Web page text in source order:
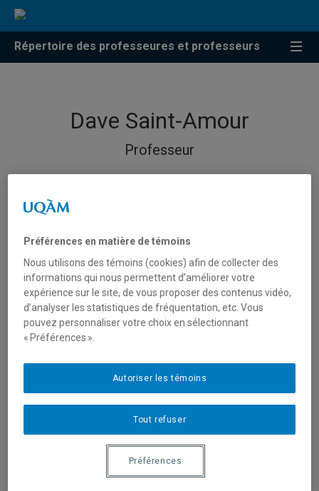
Répertoire des professeures et professeurs
Dave Saint-Amour
Professeur
Préférences en matière de témoins
Nous utilisons des témoins (cookies) afin de collecter des
informations qui nous permettent d’améliorer votre
expérience sur le site, de vous proposer des contenus vidéo,
d’analyser les statistiques de fréquentation, etc. Vous
pouvez personnaliser votre choix en sélectionnant
« Préférences ».
Tout refuser
Autoriser les témoins
Préférences